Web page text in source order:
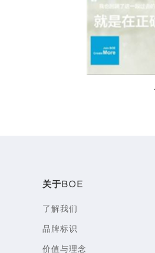
关于BOE
了解我们
品牌标识
价值与理念